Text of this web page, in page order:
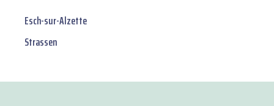
Esch-sur-Alzette
Strassen